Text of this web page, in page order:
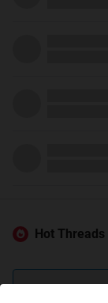
Hot Threads